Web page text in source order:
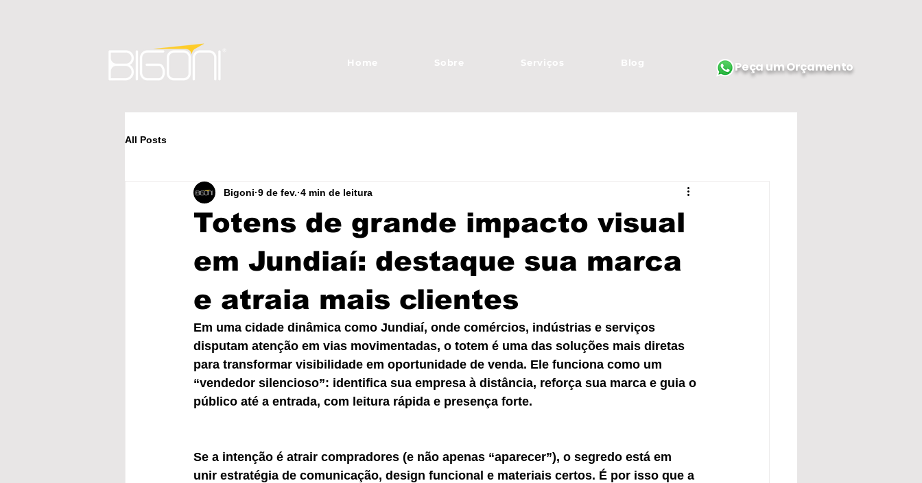
Home Sobre Serviços Blog Peça um Orçamento
All Posts
Totens de grande impacto visual
em Jundiaí: destaque sua marca
e atraia mais clientes
Bigoni 9 de fev. 4 min de leitura
Em uma cidade dinâmica como Jundiaí, onde comércios, indústrias e serviços
disputam atenção em vias movimentadas, o totem é uma das soluções mais diretas
para transformar visibilidade em oportunidade de venda. Ele funciona como um
“vendedor silencioso”: identifica sua empresa à distância, reforça sua marca e guia o
público até a entrada, com leitura rápida e presença forte.
Se a intenção é atrair compradores (e não apenas “aparecer”), o segredo está em
unir estratégia de comunicação, design funcional e materiais certos. É por isso que a